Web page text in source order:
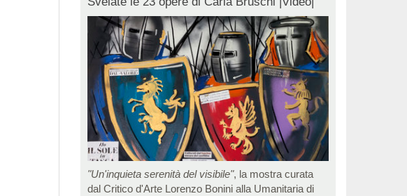
"Un'inquieta serenità del visibile", la mostra curata
dal Critico d'Arte Lorenzo Bonini alla Umanitaria di